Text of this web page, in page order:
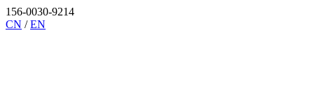
156-0030-9214
CN /EN